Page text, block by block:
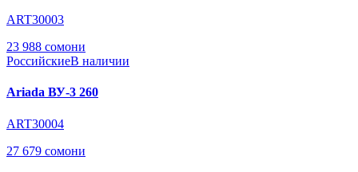
ART30003
23 988 сомони
РоссийскиеВ наличии
Ariada ВУ-3 260
ART30004
27 679 сомони